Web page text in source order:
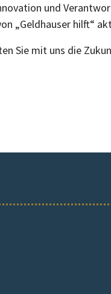
und
„Geldhauser hilft“
Sie mit uns die